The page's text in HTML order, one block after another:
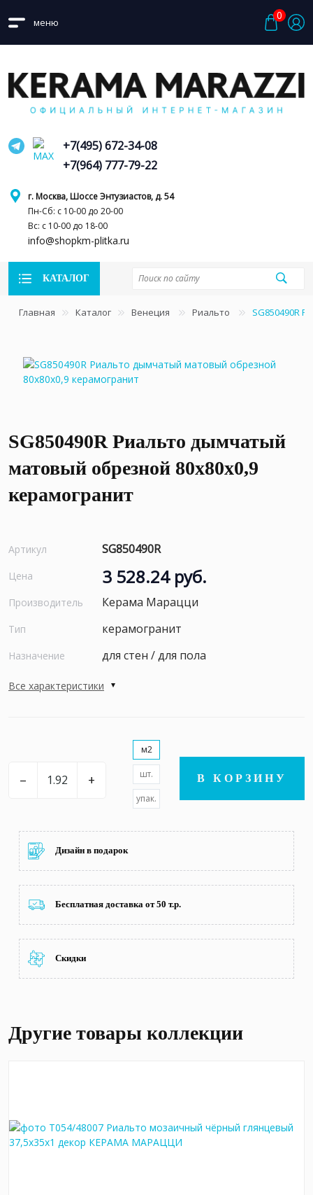
меню
0
г. Москва, Шоссе Энтузиастов, д. 54
Пн-Сб: с 10-00 до 20-00
Вс: с 10-00 до 18-00
info@shopkm-plitka.ru
+7(495) 672-34-08
+7(964) 777-79-22
КАТАЛОГ
Главная Каталог Венеция Риальто SG850490R
SG850490R Риальто дымчатый
матовый обрезной 80x80x0,9
керамогранит
Артикул SG850490R
Цена 3 528.24 руб.
Производитель Керама Марацци
Тип керамогранит
Назначение для стен / для пола
Все характеристики
– +
м2
шт.
упак.
В КОРЗИНУ
Дизайн в подарок
Бесплатная доставка от 50 т.р.
Скидки
Другие товары коллекции